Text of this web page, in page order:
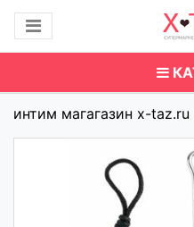
интим магагазин x-taz.ru